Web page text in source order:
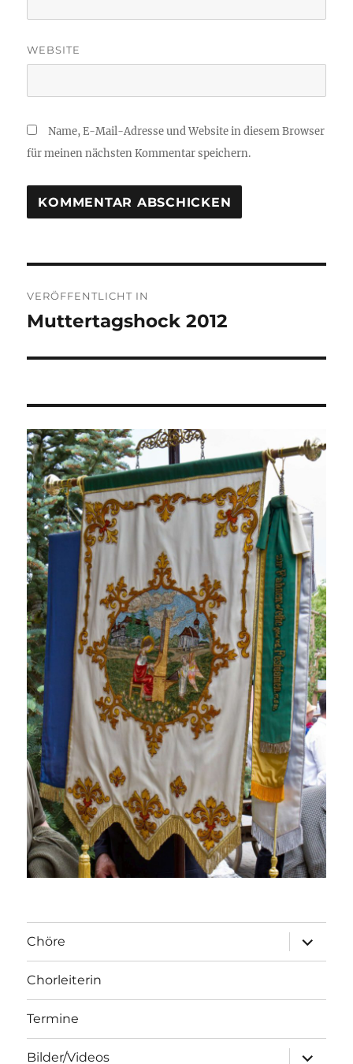
WEBSITE
Name, E-Mail-Adresse und Website in diesem Browser
für meinen nächsten Kommentar speichern.
VERÖFFENTLICHT IN
Muttertagshock 2012
Chöre
öffnen
Chorleiterin
Termine
Bilder/Videos